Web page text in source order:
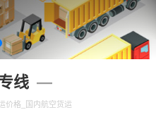
线
价格_国内航空货运